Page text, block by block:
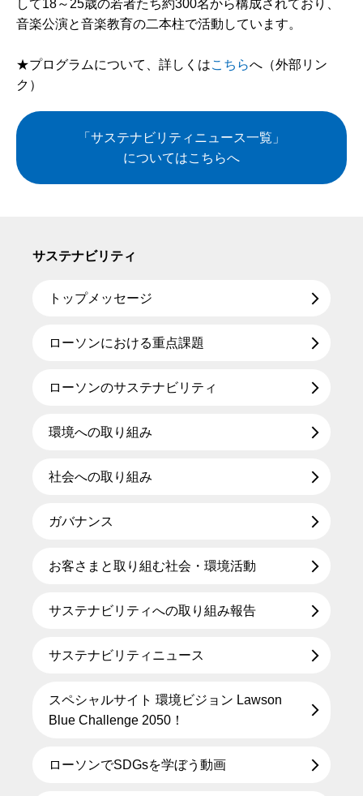
して18～25歳の若者たち約300名から構成されており、
音楽公演と音楽教育の二本柱で活動しています。
★プログラムについて、詳しくはこちらへ（外部リン
ク）
「サステナビリティニュース一覧」
についてはこちらへ
サステナビリティ
トップメッセージ
ローソンにおける重点課題
ローソンのサステナビリティ
環境への取り組み
社会への取り組み
ガバナンス
お客さまと取り組む社会・環境活動
サステナビリティへの取り組み報告
サステナビリティニュース
スペシャルサイト 環境ビジョン Lawson
Blue Challenge 2050！
ローソンでSDGsを学ぼう動画